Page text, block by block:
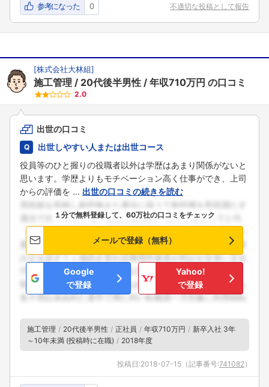
参考になった 0 不適切な投稿として報告
[株式会社大林組]
施工管理 20代後半男性 年収710万円 の口コミ
2.0
出世の口コミ
出世しやすい人または出世コース
役員等のひと握りの役職者以外は学歴はあまり関係がないと
思います。学歴よりもモチベーション高く仕事ができ、上司
からの評価を ... 出世の口コミの続きを読む
１分で無料登録して、60万社の口コミをチェック
メールで登録（無料）
Google
で登録
Yahoo!
で登録
施工管理 20代後半男性 正社員 年収710万円
新卒入社 3年
～10年未満 (投稿時に在職)
2018年度
投稿日:2018-07-15 （記事番号:741082 ）